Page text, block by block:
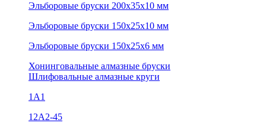
Эльборовые бруски 200х35х10 мм
Эльборовые бруски 150х25х10 мм
Эльборовые бруски 150х25х6 мм
Хонинговальные алмазные бруски
Шлифовальные алмазные круги
1А1
12A2-45